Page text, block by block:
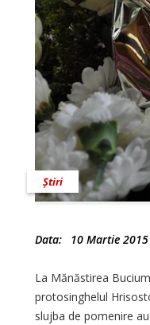
Știri
Data: 10 Martie 2015
La Mănăstirea
protosinghelul
slujba de pomenire